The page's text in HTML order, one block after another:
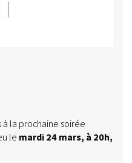
la prochaine soirée
le mardi 24 mars, à 20h,